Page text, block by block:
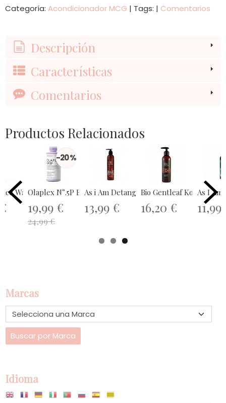
Marcas
Idioma
Categoría: Acondicionador MCG | Tags: | Comentarios
Descripción
Características
Comentarios
Productos Relacionados
475ml
Water Micellar Shampoo...
-20 %
Olaplex N°.5P Blonde Enhancer Toning...
19,99 €
24,99 €
As i Am Detangling Conditioner 237ml
13,99 €
Bio Gentleaf Korean
16,20 €
As I Am